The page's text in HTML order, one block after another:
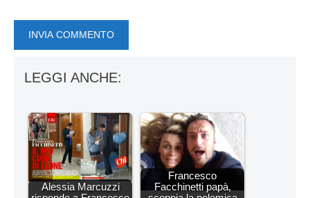
LEGGI ANCHE:
Alessia Marcuzzi
Francesco
Facchinetti papà,